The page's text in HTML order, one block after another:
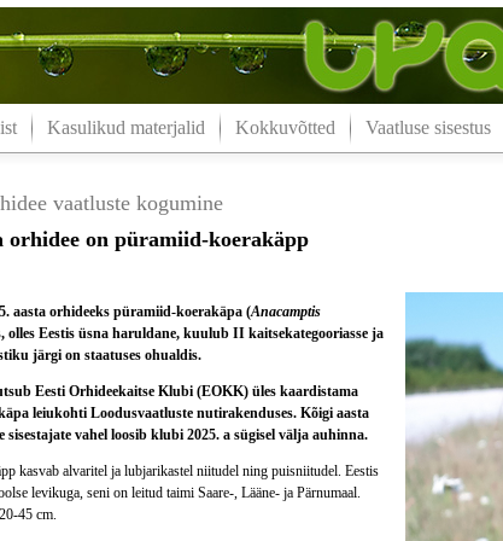
Kasulikud materjalid Kokkuvõtted Vaatluse sisestus
vaatluste kogumine
orhidee on püramiid-koerakäpp
aasta orhideeks püramiid-koerakäpa (Anacamptis
olles Eestis üsna haruldane, kuulub II kaitsekategooriasse ja
järgi on staatuses ohualdis.
Eesti Orhideekaitse Klubi (EOKK) üles kaardistama
leiukohti Loodusvaatluste nutirakenduses. Kõigi aasta
sisestajate vahel loosib klubi 2025. a sügisel välja auhinna.
kasvab alvaritel ja lubjarikastel niitudel ning puisniitudel. Eestis
levikuga, seni on leitud taimi Saare-, Lääne- ja Pärnumaal.
45 cm.